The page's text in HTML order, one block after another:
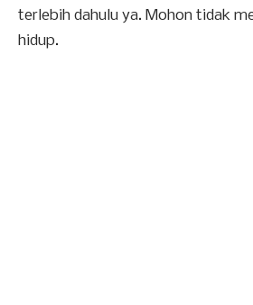
terlebih dahulu ya. Mohon tidak
hidup.